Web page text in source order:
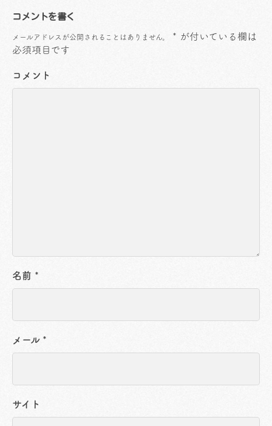
コメントを書く
メールアドレスが公開されることはありません。 * が付いている欄は
必須項目です
コメント
名前 *
メール *
サイト